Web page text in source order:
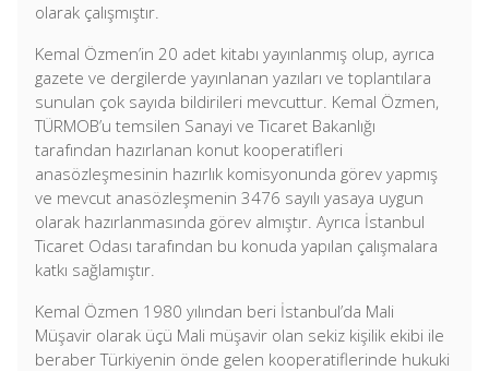
olarak çalışmıştır.
Kemal Özmen’in 20 adet kitabı yayınlanmış olup, ayrıca
gazete ve dergilerde yayınlanan yazıları ve toplantılara
sunulan çok sayıda bildirileri mevcuttur. Kemal Özmen,
TÜRMOB’u temsilen Sanayi ve Ticaret Bakanlığı
tarafından hazırlanan konut kooperatifleri
anasözleşmesinin hazırlık komisyonunda görev yapmış
ve mevcut anasözleşmenin 3476 sayılı yasaya uygun
olarak hazırlanmasında görev almıştır. Ayrıca İstanbul
Ticaret Odası tarafından bu konuda yapılan çalışmalara
katkı sağlamıştır.
Kemal Özmen 1980 yılından beri İstanbul’da Mali
Müşavir olarak üçü Mali müşavir olan sekiz kişilik ekibi ile
beraber Türkiyenin önde gelen kooperatiflerinde hukuki